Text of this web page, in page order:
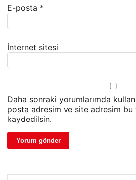
E-posta *
İnternet sitesi
Daha sonraki yorumlarımda
posta adresim ve site adresim bu
kaydedilsin.